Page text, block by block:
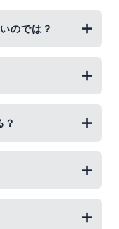
遊びが充実。雨天
。
のでは？
。湯布院や指宿は
ます。
利。阿蘇や指宿な
？
レルギー対応をし
宿泊先に最寄りの